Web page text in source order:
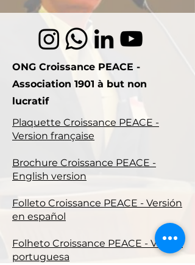
ONG Croissance PEACE -
Association 1901 à but non
lucratif
Plaquette Croissance PEACE -
Version française
Brochure Croissance PEACE -
English version
Folleto Croissance PEACE - Versión
en español
Folheto Croissance PEACE - Versão
portuguesa